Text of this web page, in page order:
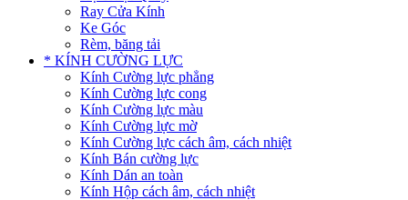
Ray Cửa Kính
Ke Góc
Rèm, băng tải
* KÍNH CƯỜNG LỰC
Kính Cường lực phẳng
Kính Cường lực cong
Kính Cường lực màu
Kính Cường lực mờ
Kính Cường lực cách âm, cách nhiệt
Kính Bán cường lực
Kính Dán an toàn
Kính Hộp cách âm, cách nhiệt